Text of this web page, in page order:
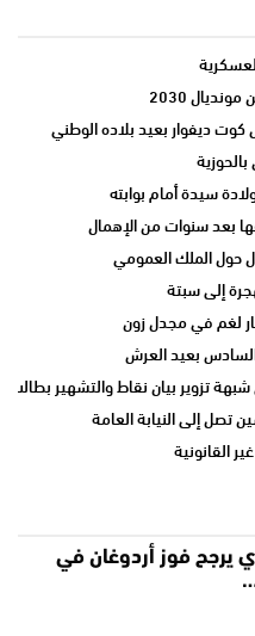
2030
ديفوار بعيد بلاده الوطني
سيدة أمام بوابته
بعد سنوات من الإهمال
حول الملك العمومي
لغم في مجدل زون
بعيد العرش
تزوير بيان نقاط والتشهير بطالب
إلى النيابة العامة
القانونية
يرجح فوز أردوغان في